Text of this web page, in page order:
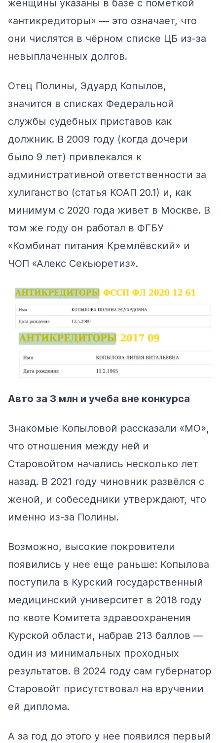
женщины указаны в базе с пометкой
«антикредиторы» — это означает, что
они числятся в чёрном списке ЦБ из-за
невыплаченных долгов.
Отец Полины, Эдуард Копылов,
значится в списках Федеральной
службы судебных приставов как
должник. В 2009 году (когда дочери
было 9 лет) привлекался к
административной ответственности за
хулиганство (статья КОАП 20.1) и, как
минимум с 2020 года живет в Москве. В
том же году он работал в ФГБУ
«Комбинат питания Кремлёвский» и
ЧОП «Алекс Секьюретиз».
Авто за 3 млн и учеба вне конкурса
Знакомые Копыловой рассказали «МО»,
что отношения между ней и
Старовойтом начались несколько лет
назад. В 2021 году чиновник развёлся с
женой, и собеседники утверждают, что
именно из-за Полины.
Возможно, высокие покровители
появились у нее еще раньше: Копылова
поступила в Курский государственный
медицинский университет в 2018 году
по квоте Комитета здравоохранения
Курской области, набрав 213 баллов —
один из минимальных проходных
результатов. В 2024 году сам губернатор
Старовойт присутствовал на вручении
ей диплома.
А за год до этого у нее появился первый